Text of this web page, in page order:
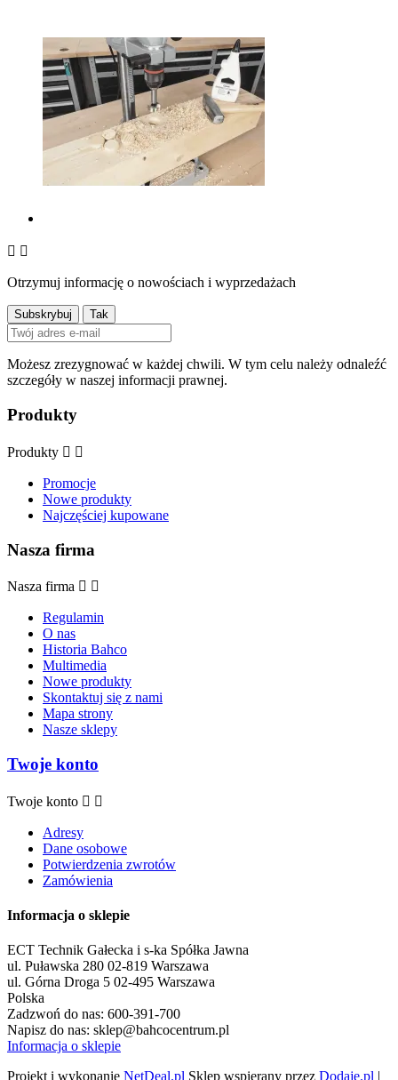
 
Otrzymuj informację o nowościach i wyprzedażach
Możesz zrezygnować w każdej chwili. W tym celu należy odnaleźć
szczegóły w naszej informacji prawnej.
Produkty
Produkty  
Promocje
Nowe produkty
Najczęściej kupowane
Nasza firma
Nasza firma  
Regulamin
O nas
Historia Bahco
Multimedia
Nowe produkty
Skontaktuj się z nami
Mapa strony
Nasze sklepy
Twoje konto
Twoje konto  
Adresy
Dane osobowe
Potwierdzenia zwrotów
Zamówienia
Informacja o sklepie
ECT Technik Gałecka i s-ka Spółka Jawna
ul. Puławska 280 02-819 Warszawa
ul. Górna Droga 5 02-495 Warszawa
Polska
Zadzwoń do nas: 600-391-700
Napisz do nas: sklep@bahcocentrum.pl
Informacja o sklepie
Projekt i wykonanie NetDeal.pl Sklep wspierany przez Dodaje.pl |